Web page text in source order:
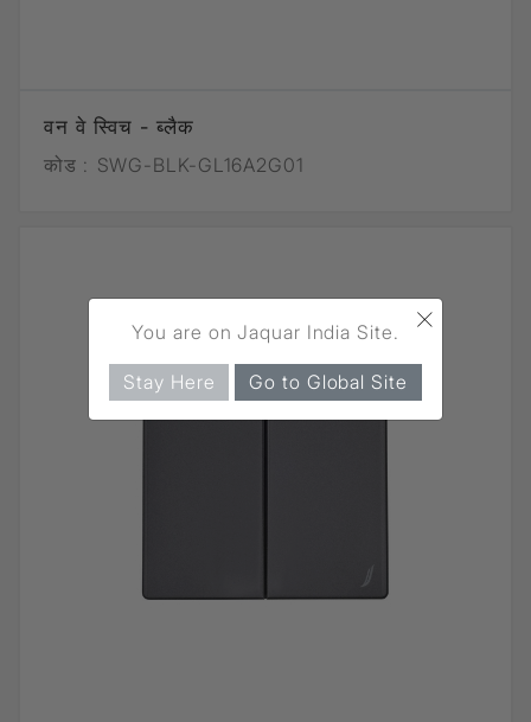
वन वे स्विच - ब्लैक
कोड : SWG-BLK-GL16A2G01
×
You are on Jaquar India Site.
Stay Here Go to Global Site